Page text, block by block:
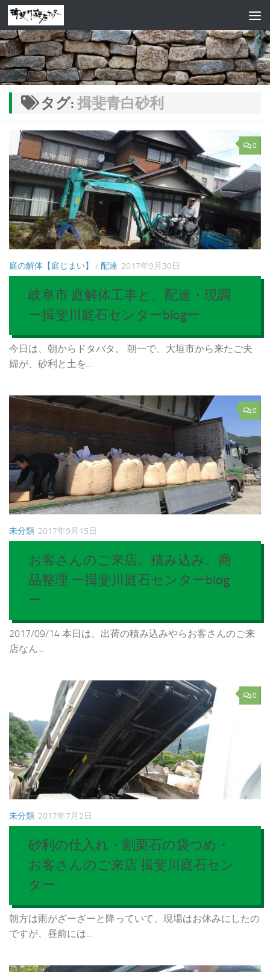
コンテンツへスキップ
タグ: 揖斐青白砂利
0
庭の解体【庭じまい】 / 配達 2017年9月30日
岐阜市 庭解体工事と、配達・現調
ー揖斐川庭石センターblogー
今日は、朝からドタバタ。 朝一で、大垣市から来たご夫
婦が、砂利と土を...
0
未分類 2017年9月15日
お客さんのご来店、積み込み、商
品整理 ー揖斐川庭石センターblog
ー
2017/09/14 本日は、出荷の積み込みやらお客さんのご来
店なん...
0
未分類 2017年7月2日
砂利の仕入れ・割栗石の袋つめ・
お客さんのご来店 揖斐川庭石セン
ター
朝方は雨がざーざーと降っていて、現場はお休みにしたの
ですが、昼前には...